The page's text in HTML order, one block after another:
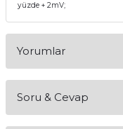
yüzde + 2mV;
Yorumlar
Soru & Cevap